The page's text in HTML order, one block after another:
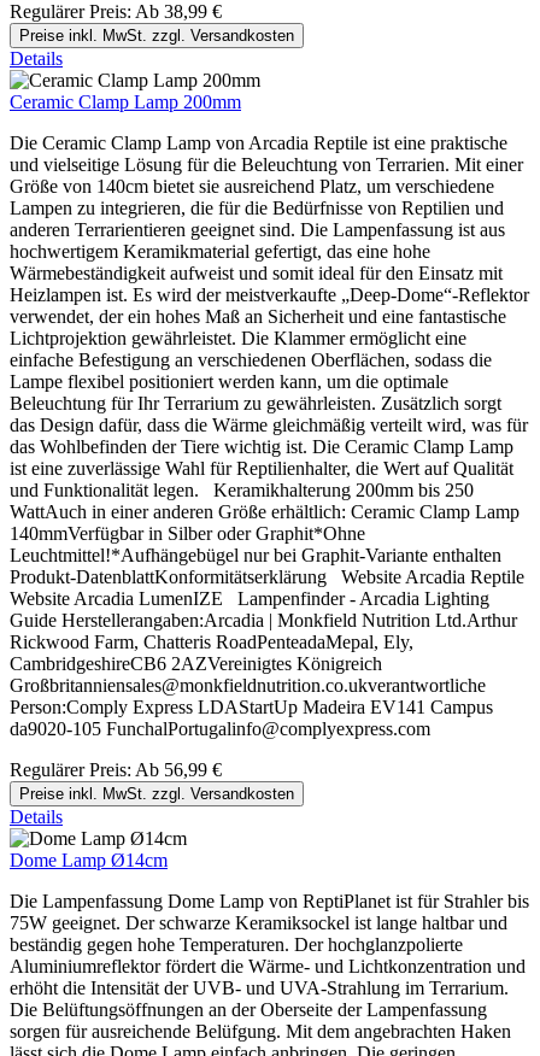
Regulärer Preis: Ab 38,99 €
Preise inkl. MwSt. zzgl. Versandkosten
Details
Ceramic Clamp Lamp 200mm
Die Ceramic Clamp Lamp von Arcadia Reptile ist eine praktische
und vielseitige Lösung für die Beleuchtung von Terrarien. Mit einer
Größe von 140cm bietet sie ausreichend Platz, um verschiedene
Lampen zu integrieren, die für die Bedürfnisse von Reptilien und
anderen Terrarientieren geeignet sind. Die Lampenfassung ist aus
hochwertigem Keramikmaterial gefertigt, das eine hohe
Wärmebeständigkeit aufweist und somit ideal für den Einsatz mit
Heizlampen ist. Es wird der meistverkaufte „Deep-Dome“-Reflektor
verwendet, der ein hohes Maß an Sicherheit und eine fantastische
Lichtprojektion gewährleistet. Die Klammer ermöglicht eine
einfache Befestigung an verschiedenen Oberflächen, sodass die
Lampe flexibel positioniert werden kann, um die optimale
Beleuchtung für Ihr Terrarium zu gewährleisten. Zusätzlich sorgt
das Design dafür, dass die Wärme gleichmäßig verteilt wird, was für
das Wohlbefinden der Tiere wichtig ist. Die Ceramic Clamp Lamp
ist eine zuverlässige Wahl für Reptilienhalter, die Wert auf Qualität
und Funktionalität legen. Keramikhalterung 200mm bis 250
WattAuch in einer anderen Größe erhältlich: Ceramic Clamp Lamp
140mmVerfügbar in Silber oder Graphit*Ohne
Leuchtmittel!*Aufhängebügel nur bei Graphit-Variante enthalten
Produkt-DatenblattKonformitätserklärung Website Arcadia Reptile
Website Arcadia LumenIZE Lampenfinder - Arcadia Lighting
Guide Herstellerangaben:Arcadia | Monkfield Nutrition Ltd.Arthur
Rickwood Farm, Chatteris RoadPenteadaMepal, Ely,
CambridgeshireCB6 2AZVereinigtes Königreich
Großbritanniensales@monkfieldnutrition.co.ukverantwortliche
Person:Comply Express LDAStartUp Madeira EV141 Campus
da9020-105 FunchalPortugalinfo@complyexpress.com
Regulärer Preis: Ab 56,99 €
Preise inkl. MwSt. zzgl. Versandkosten
Details
Dome Lamp Ø14cm
Die Lampenfassung Dome Lamp von ReptiPlanet ist für Strahler bis
75W geeignet. Der schwarze Keramiksockel ist lange haltbar und
beständig gegen hohe Temperaturen. Der hochglanzpolierte
Aluminiumreflektor fördert die Wärme- und Lichtkonzentration und
erhöht die Intensität der UVB- und UVA-Strahlung im Terrarium.
Die Belüftungsöffnungen an der Oberseite der Lampenfassung
sorgen für ausreichende Belüfgung. Mit dem angebrachten Haken